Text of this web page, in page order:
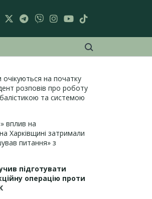
очікуються на початку
розповів про роботу
та системою
вплив на
Харківщині затримали
питання» з
підготувати
операцію проти